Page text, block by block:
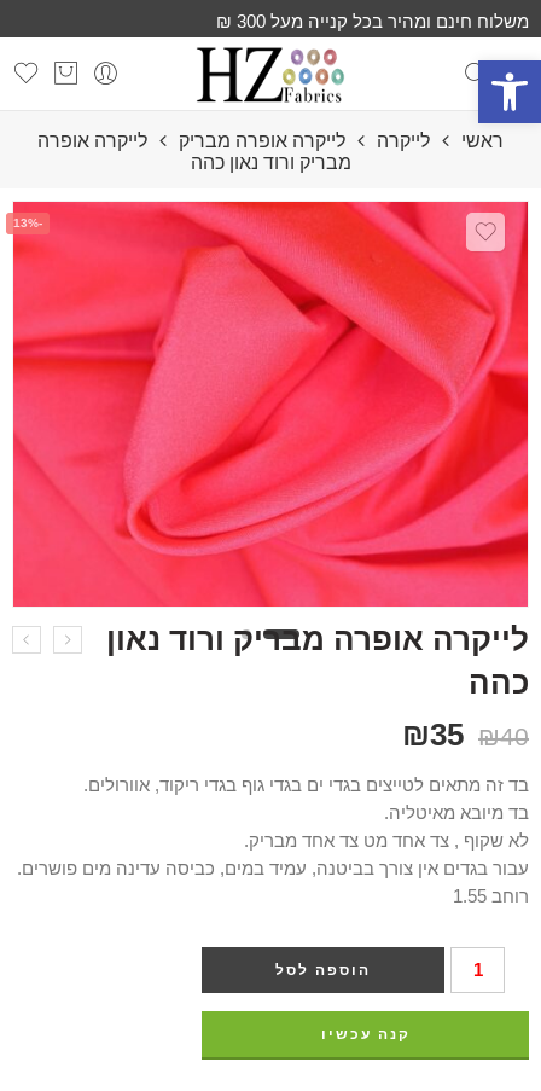
פתח סרגל נגישות
משלוח חינם ומהיר בכל קנייה מעל 300 ₪
ראשי לייקרה לייקרה אופרה מבריק
לייקרה אופרה
מבריק ורוד נאון כהה
-13%
לייקרה אופרה מבריק ורוד נאון
כהה
₪40
₪35
בד זה מתאים לטייצים בגדי ים בגדי גוף בגדי ריקוד, אוורולים.
בד מיובא מאיטליה.
לא שקוף , צד אחד מט צד אחד מבריק.
עבור בגדים אין צורך בביטנה, עמיד במים, כביסה עדינה מים פושרים.
רוחב 1.55
הוספה לסל
קנה עכשיו